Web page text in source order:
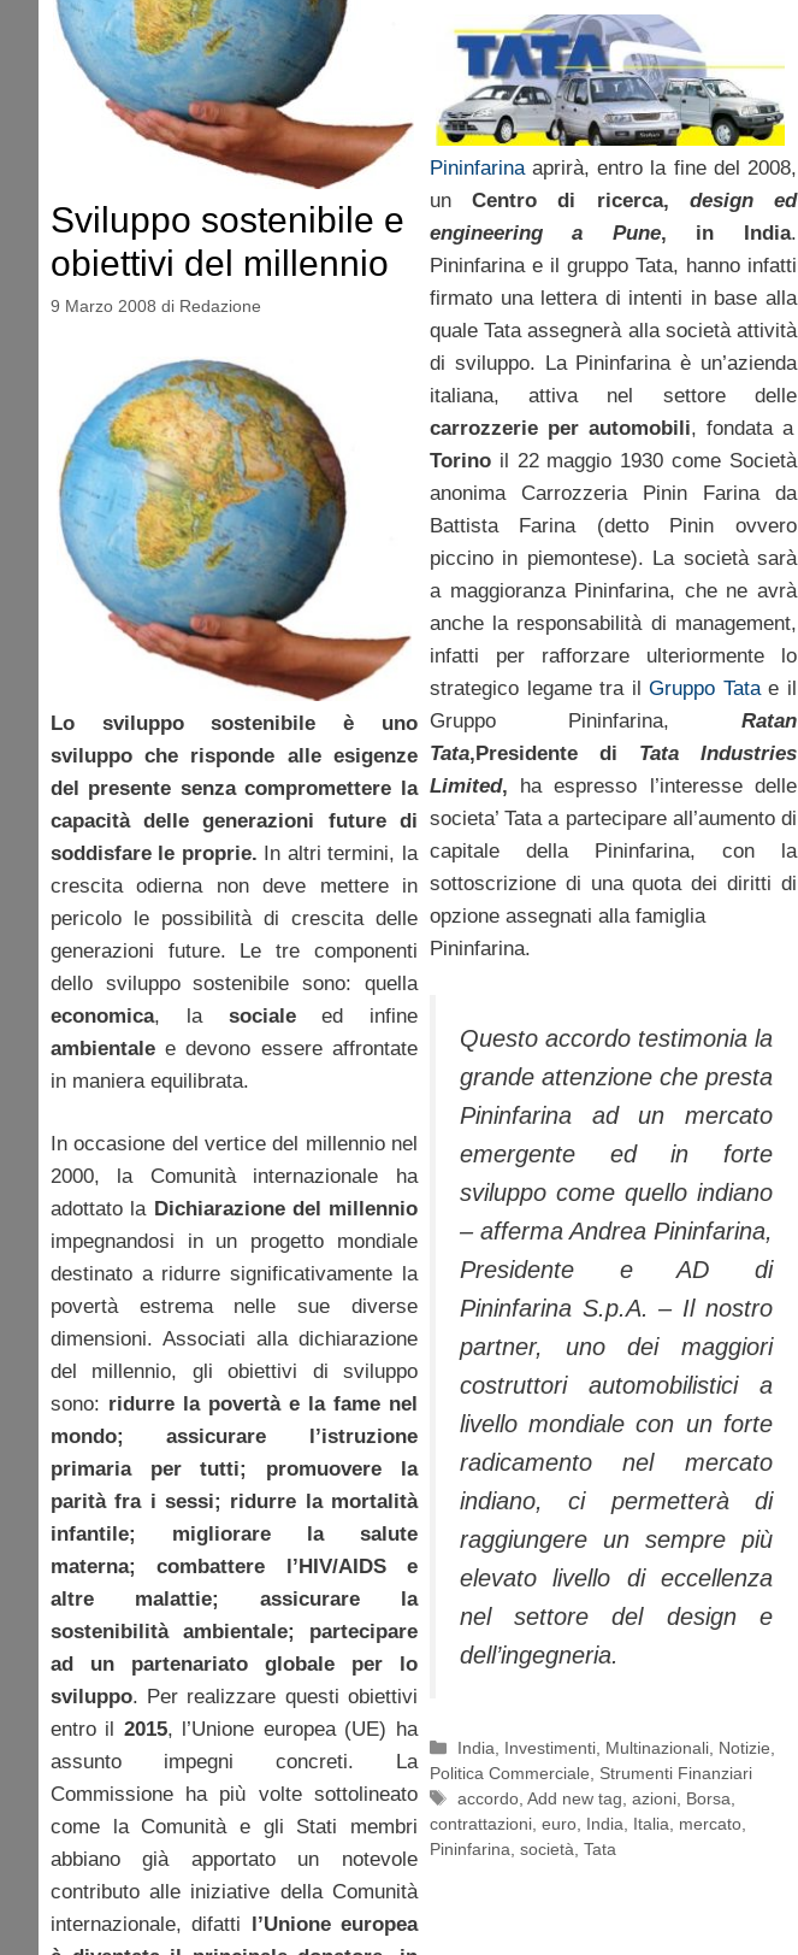
Pininfarinaaprirà, entro la fine del 2008,
unCentro di ricerca, design ed
engineering a Pune, in India.
Pininfarina e il gruppo Tata, hanno infatti
firmato una lettera di intenti in base alla
quale Tata assegnerà alla società attività
di sviluppo. La Pininfarina è un’azienda
italiana, attiva nel settore delle
carrozzerie per automobili, fondata a
Torinoil 22 maggio 1930 come Società
anonima Carrozzeria Pinin Farina da
Battista Farina (detto Pinin ovvero
piccino in piemontese). La società sarà
a maggioranza Pininfarina, che ne avrà
anche la responsabilità di management,
infatti per rafforzare ulteriormente lo
strategico legame tra ilGruppo Tatae il
Gruppo Pininfarina, Ratan
Tata,Presidente di Tata Industries
Limited, ha espresso l’interesse delle
societa’ Tata a partecipare all’aumento di
capitale della Pininfarina, con la
sottoscrizione di una quota dei diritti di
opzione assegnati alla famiglia
Pininfarina.
Questo accordo testimonia la
grande attenzione che presta
Pininfarina ad un mercato
emergente ed in forte
sviluppo come quello indiano
– afferma Andrea Pininfarina,
Presidente e AD di
Pininfarina S.p.A. – Il nostro
partner, uno dei maggiori
costruttori automobilistici a
livello mondiale con un forte
radicamento nel mercato
indiano, ci permetterà di
raggiungere un sempre più
elevato livello di eccellenza
nel settore del design e
dell’ingegneria.
Categorie
India Investimenti Multinazionali Notizie
Politica Commerciale
Strumenti Finanziari
Tag
accordo ,Add new tag ,azioni Borsa
contrattazioni, euro, India Italia mercato,
Pininfarina società Tata
Sviluppo sostenibile e
obiettivi del millennio
9 Marzo 2008 di Redazione
Lo sviluppo sostenibile è uno
sviluppo che risponde alle esigenze
del presente senza compromettere la
capacità delle generazioni future di
soddisfare le proprie. In altri termini, la
crescita odierna non deve mettere in
pericolo le possibilità di crescita delle
generazioni future. Le tre componenti
dello sviluppo sostenibile sono: quella
economica, la socialeed infine
ambientale e devono essere affrontate
in maniera equilibrata.
In occasione del vertice del millennio nel
2000, la Comunità internazionale ha
adottato la Dichiarazione del millennio
impegnandosi in un progetto mondiale
destinato a ridurre significativamente la
povertà estrema nelle sue diverse
dimensioni. Associati alla dichiarazione
del millennio, gli obiettivi di sviluppo
sono: ridurre la povertà e la fame nel
mondo; assicurare l’istruzione
primaria per tutti; promuovere la
parità fra i sessi; ridurre la mortalità
infantile; migliorare la salute
materna; combattere l’HIV/AIDS e
altre malattie; assicurare la
sostenibilità ambientale; partecipare
ad un partenariato globale per lo
sviluppo. Per realizzare questi obiettivi
entro il 2015, l’Unione europea (UE) ha
assunto impegni concreti. La
Commissione ha più volte sottolineato
come la Comunità e gli Stati membri
abbiano già apportato un notevole
contributo alle iniziative della Comunità
internazionale, difatti
l’Unione europea